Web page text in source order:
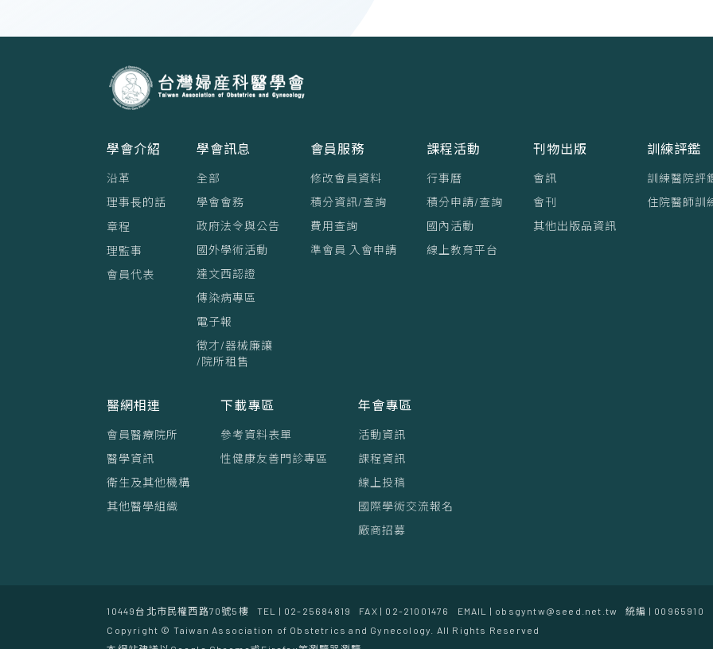
學會介紹
沿革
理事⻑的話
章程
理監事
會員代表
學會訊息
全部
學會會務
政府法令與公告
國外學術活動
達文西認證
傳染病專區
電子報
徵才/器械廉讓
/院所租售
會員服務
修改會員資料
積分資訊/查詢
費用查詢
準會員 入會申請
課程活動
行事曆
積分申請/查詢
國內活動
線上教育平台
刊物出版
會訊
會刊
其他出版品資訊
訓練評鑑
訓練醫院評
住院醫師訓
醫網相連
會員醫療院所
醫學資訊
衛生及其他機構
其他醫學組織
下載專區
參考資料表單
性健康友善門診專區
年會專區
活動資訊
課程資訊
線上投稿
國際學術交流報名
廠商招募
10449台北市民權西路70號5樓 TEL | 02-25684819 FAX | 02-21001476 EMAIL | obsgyntw@seed.net.tw
統編 | 00965910
Copyright © Taiwan Association of Obstetrics and Gynecology. All Rights Reserved